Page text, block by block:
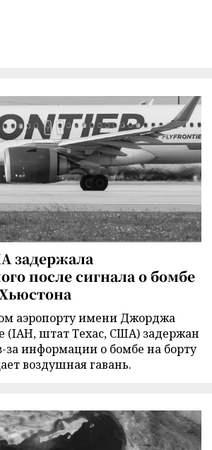
задержала
после сигнала о бомбе
аэропорту имени Джорджа
(IAH, штат Техас, США) задержан
за информации о бомбе на борту
воздушная гавань.